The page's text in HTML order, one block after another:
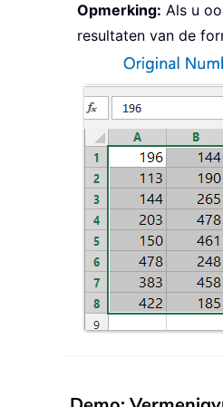
Opmerking: Als u
resultaten van de